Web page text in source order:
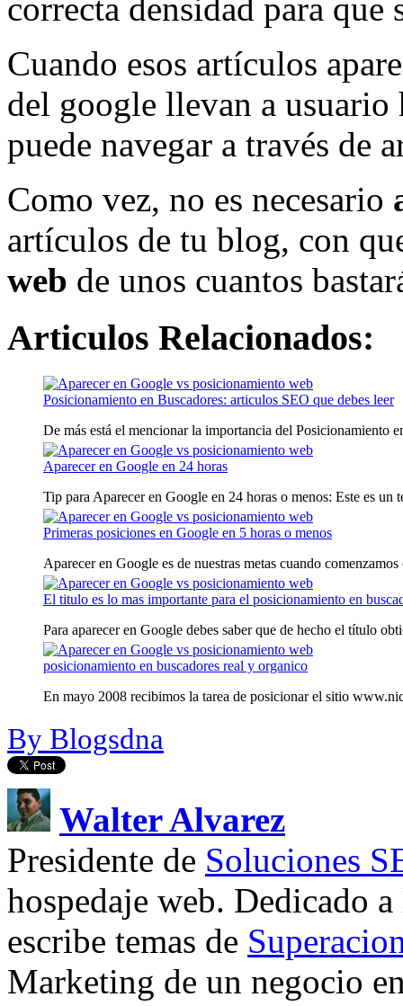
correcta densidad para que
Cuando esos artículos
del google llevan a usuario
puede navegar a través de
Como vez, no es necesario
artículos de tu blog, con
web de unos cuantos
Articulos Relacionados:
Posicionamiento en Buscadores: articulos SEO que debes leer
De más está el mencionar la importancia del Posicionamiento
Aparecer en Google en 24 horas
Tip para Aparecer en Google en 24 horas o menos: Este es un
Primeras posiciones en Google en 5 horas o menos
Aparecer en Google es de nuestras metas cuando
El titulo es lo mas importante para el posicionamiento en
Para aparecer en Google debes saber que de hecho el título
posicionamiento en buscadores real y organico
En mayo 2008 recibimos la tarea de posicionar el sitio
By Blogsdna
Walter Alvarez
Presidente de Soluciones
hospedaje web. Dedicado
escribe temas de
Marketing de un negocio